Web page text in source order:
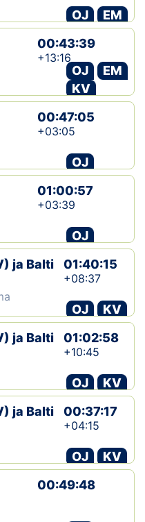
OJ
EM
00:43:39
+13:16
OJ
EM
KV
00:47:05
+03:05
OJ
01:00:57
+03:39
OJ
ja Balti
01:40:15
+08:37
OJ
KV
ja Balti
01:02:58
+10:45
OJ
KV
ja Balti
00:37:17
+04:15
OJ
KV
00:49:48